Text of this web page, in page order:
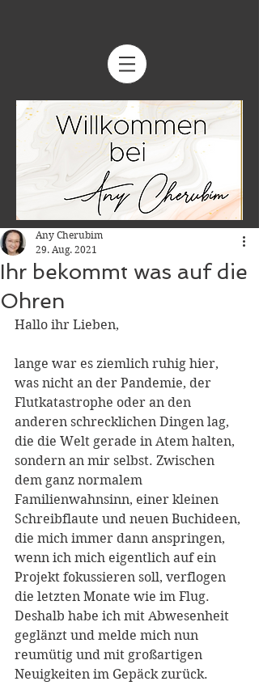
Ihr bekommt was auf die
Ohren
Any Cherubim
29. Aug. 2021
Hallo ihr Lieben,
lange war es ziemlich ruhig hier,
was nicht an der Pandemie, der
Flutkatastrophe oder an den
anderen schrecklichen Dingen lag,
die die Welt gerade in Atem halten,
sondern an mir selbst. Zwischen
dem ganz normalem
Familienwahnsinn, einer kleinen
Schreibflaute und neuen Buchideen,
die mich immer dann anspringen,
wenn ich mich eigentlich auf ein
Projekt fokussieren soll, verflogen
die letzten Monate wie im Flug.
Deshalb habe ich mit Abwesenheit
geglänzt und melde mich nun
reumütig und mit großartigen
Neuigkeiten im Gepäck zurück.